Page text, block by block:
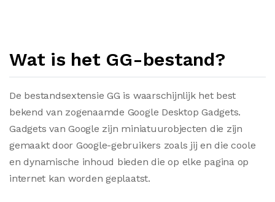
Wat is het GG-bestand?
De bestandsextensie GG is waarschijnlijk het best
bekend van zogenaamde Google Desktop Gadgets.
Gadgets van Google zijn miniatuurobjecten die zijn
gemaakt door Google-gebruikers zoals jij en die coole
en dynamische inhoud bieden die op elke pagina op
internet kan worden geplaatst.